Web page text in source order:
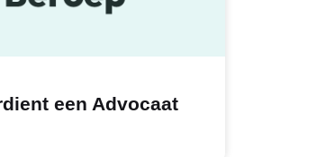
een Advocaat